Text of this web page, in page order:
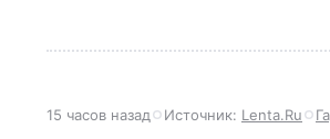
15 часов назад Источник: Lenta.Ru